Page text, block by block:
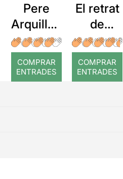
Pere
Arquillué
: Coral
romput
COMPRAR
ENTRADES
El retrat
de
Dorian
Gray
COMPRAR
ENTRADES